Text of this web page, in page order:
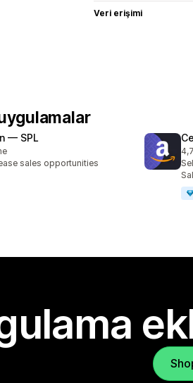
Veri erişimi
— SPL
sales opportunities
4,7